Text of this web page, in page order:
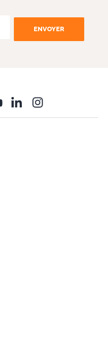
ENVOYER